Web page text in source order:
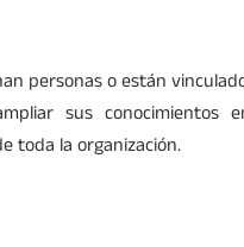
personas o están
sus conocimientos
toda la organización.